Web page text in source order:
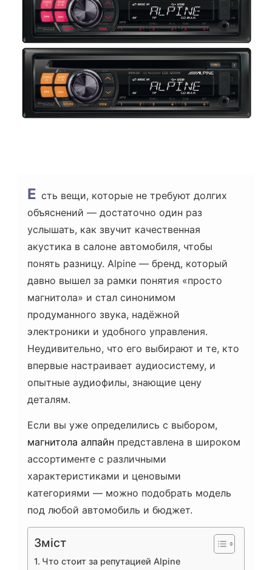
Н
Я
Е сть вещи, которые не требуют долгих
объяснений — достаточно один раз
услышать, как звучит качественная
акустика в салоне автомобиля, чтобы
понять разницу. Alpine — бренд, который
давно вышел за рамки понятия «просто
магнитола» и стал синонимом
продуманного звука, надёжной
электроники и удобного управления.
Неудивительно, что его выбирают и те, кто
впервые настраивает аудиосистему, и
опытные аудиофилы, знающие цену
деталям.
Если вы уже определились с выбором,
магнитола алпайн представлена в широком
ассортименте с различными
характеристиками и ценовыми
категориями — можно подобрать модель
под любой автомобиль и бюджет.
Зміст
Что стоит за репутацией Alpine